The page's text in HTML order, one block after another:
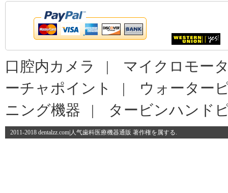
口腔内カメラ | マイクロモー
ーチャポイント
| ウォーター
ニング機器 | タービンハンド
2011-2018 dentalzz.com|人气歯科医療機器通販 著作権を属する.